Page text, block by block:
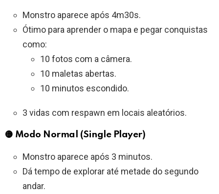
Monstro aparece após 4m30s.
Ótimo para aprender o mapa e pegar conquistas
como:
10 fotos com a câmera.
10 maletas abertas.
10 minutos escondido.
3 vidas com respawn em locais aleatórios.
🟡 Modo Normal (Single Player)
Monstro aparece após 3 minutos.
Dá tempo de explorar até metade do segundo
andar.